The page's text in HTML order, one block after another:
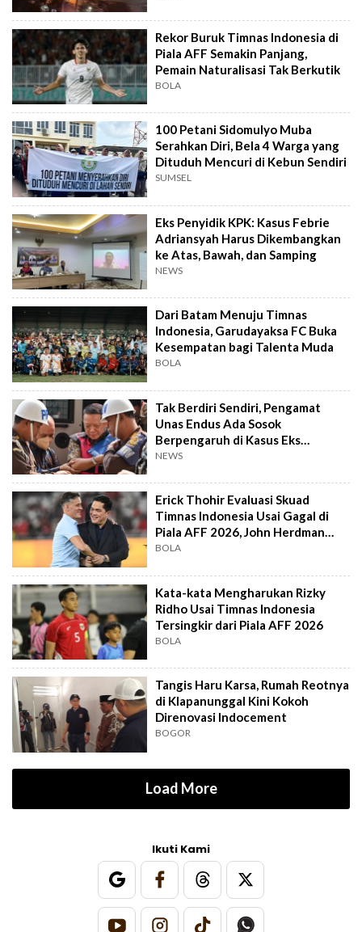
Rekor Buruk Timnas Indonesia di
Piala AFF Semakin Panjang,
Pemain Naturalisasi Tak Berkutik
BOLA
100 Petani Sidomulyo Muba
Serahkan Diri, Bela 4 Warga yang
Dituduh Mencuri di Kebun Sendiri
SUMSEL
Eks Penyidik KPK: Kasus Febrie
Adriansyah Harus Dikembangkan
ke Atas, Bawah, dan Samping
NEWS
Dari Batam Menuju Timnas
Indonesia, Garudayaksa FC Buka
Kesempatan bagi Talenta Muda
BOLA
Tak Berdiri Sendiri, Pengamat
Unas Endus Ada Sosok
Berpengaruh di Kasus Eks
Jampidsus
NEWS
Erick Thohir Evaluasi Skuad
Timnas Indonesia Usai Gagal di
Piala AFF 2026, John Herdman
Out?
BOLA
Kata-kata Mengharukan Rizky
Ridho Usai Timnas Indonesia
Tersingkir dari Piala AFF 2026
BOLA
Tangis Haru Karsa, Rumah Reotnya
di Klapanunggal Kini Kokoh
Direnovasi Indocement
BOGOR
Load More
Ikuti Kami